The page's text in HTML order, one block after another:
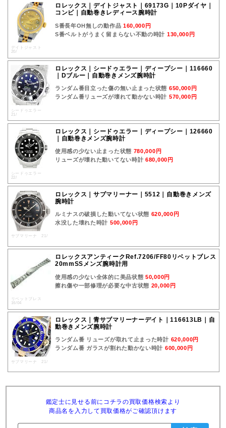
デイトジャスト
20/
ロレックス｜デイトジャスト｜69173G｜10Pダイヤ｜
コンビ｜自動巻きレディース腕時計
S番長年OH無しの動作品 160,000円
S番ベルトがうまく留まらない不動の時計 130,000円
シードゥエラー
21/
ロレックス｜シードゥエラー｜ディープシー｜116660
｜Dブルー｜自動巻きメンズ腕時計
ランダム番目立った傷の無い止まった状態 650,000円
ランダム番リューズが壊れて動かない時計 570,000円
シードゥエラー
22/
ロレックス｜シードゥエラー｜ディープシー｜126660
｜自動巻きメンズ腕時計
使用感の少ない止まった状態 780,000円
リューズが壊れた動いてない時計680,000円
サブマリーナ 21/
ロレックス｜サブマリーナー｜5512｜自動巻きメンズ
腕時計
ルミナスの破損した動いてない状態 620,000円
水没した壊れた時計 500,000円
リベットブレス
16/04
ロレックスアンティークRef.7206/FF80リベットブレス
20mmSSメンズ腕時計用
使用感の少ない全体的に美品状態50,000円
擦れ傷や一部修理が必要な中古状態 20,000円
サブマリーナ 21/
ロレックス｜青サブマリーナーデイト｜116613LB｜自
動巻きメンズ腕時計
ランダム番 リューズが取れて止まった時計 620,000円
ランダム番 ガラスが割れた動かない時計 600,000円
鑑定士に見せる前にコチラの買取価格検索より
商品名を入力して買取価格がご確認頂けます